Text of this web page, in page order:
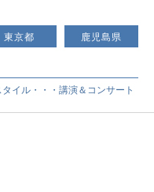
東京都 鹿児島県
イル・・・講演＆コンサート